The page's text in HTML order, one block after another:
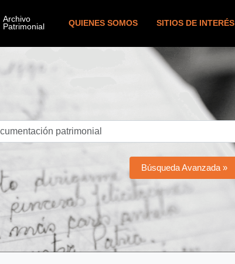
QUIENES SOMOS SITIOS DE INTERÉS
Búsqueda Avanzada »